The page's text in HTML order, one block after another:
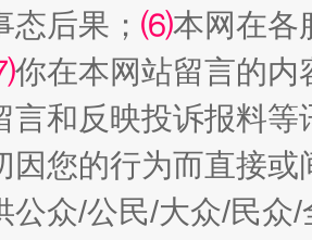
后果； ⑹本网在各
你在本网站留言的内
言和反映投诉报料
因您的行为而直接
公众/公民/大众/民